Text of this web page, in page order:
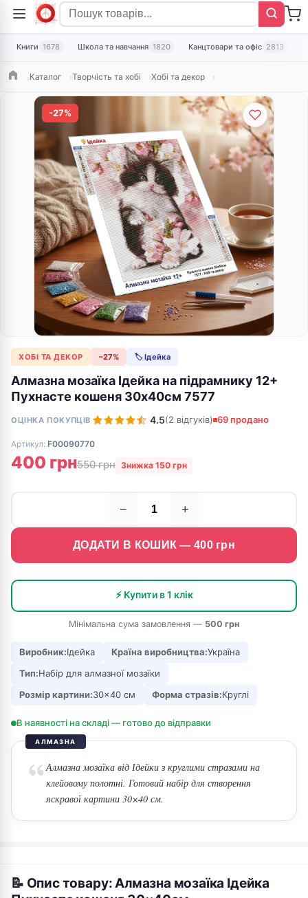
Книги 1678 Школа та навчання 1820 Канцтовари та офіс 2813
ГоловнаКаталог Творчість та хобі Хобі та декор
-27%
ХОБІ ТА ДЕКОР −27% 🏷 Ідейка
Алмазна мозаїка Ідейка на підрамнику 12+
Пухнасте кошеня 30х40см 7577
ОЦІНКА ПОКУПЦІВ 4.5(2 відгуків) 69 продано
Артикул: F00090770
400 грн550 грн Знижка 150 грн
− +
ДОДАТИ В КОШИК — 400грн
⚡ Купити в 1 клік
Мінімальна сума замовлення — 500 грн
Виробник:Ідейка Країна виробництва:Україна
Тип:Набір для алмазної мозаїки
Розмір картини:30×40 см Форма стразів:Круглі
В наявності на складі — готово до відправки
АЛМАЗНА
Алмазна мозаїка від Ідейки з круглими стразами на
клейовому полотні. Готовий набір для створення
яскравої картини 30×40 см.
📝 Опис товару: Алмазна мозаїка Ідейка